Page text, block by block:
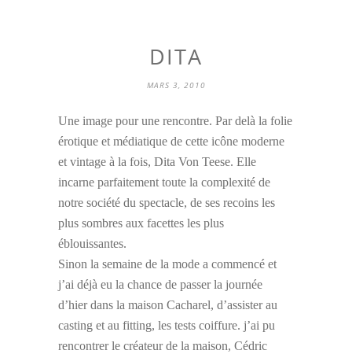
DITA
MARS 3, 2010
Une image pour une rencontre. Par delà la folie
érotique et médiatique de cette icône moderne
et vintage à la fois, Dita Von Teese. Elle
incarne parfaitement toute la complexité de
notre société du spectacle, de ses recoins les
plus sombres aux facettes les plus
éblouissantes.
Sinon la semaine de la mode a commencé et
j’ai déjà eu la chance de passer la journée
d’hier dans la maison Cacharel, d’assister au
casting et au fitting, les tests coiffure. j’ai pu
rencontrer le créateur de la maison, Cédric